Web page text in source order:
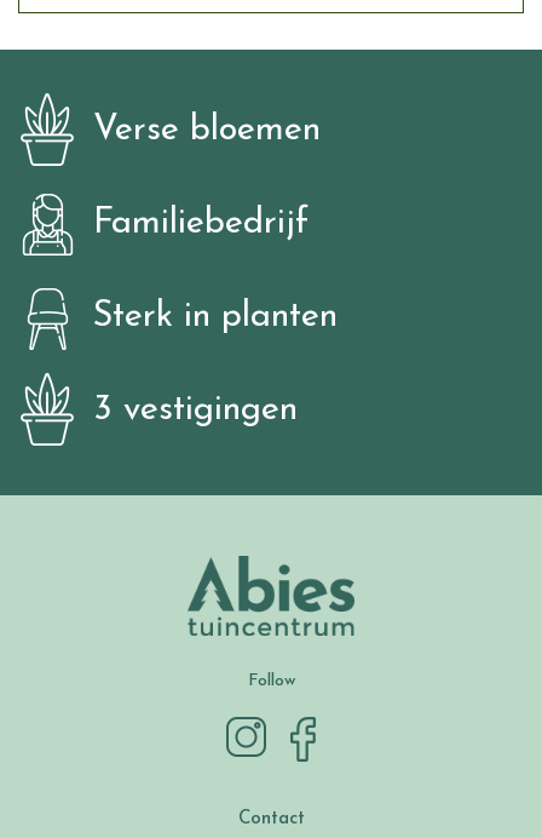
Verse bloemen
Familiebedrijf
Sterk in planten
3 vestigingen
Follow
Contact